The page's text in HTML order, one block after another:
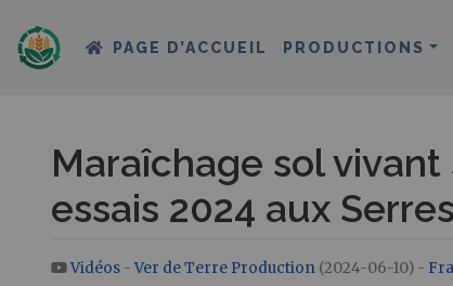
PAGE D’ACCUEIL PRODUCTIONS
Maraîchage sol
essais 2024 aux
Aller à :navigation,rechercher
Vidéos - Ver de Terre Production (2024-06-10) -